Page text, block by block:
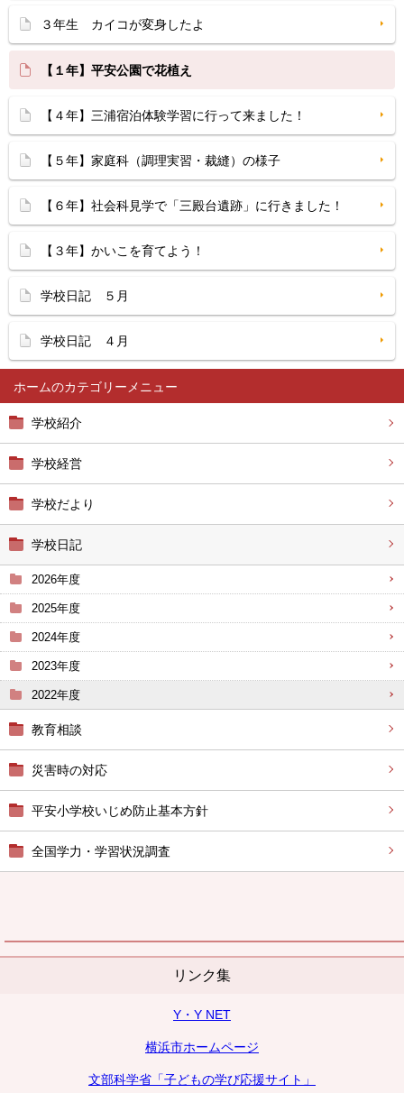
ホーム
学校紹介
学校経営
学校だより
学校日記
2026年度
2025年度
2024年度
2023年度
2022年度
教育相談
災害時の対応
平安小学校いじめ防止基本方針
全国学力・学習状況調査
リンク集
Y・Y NET
横浜市ホームページ
文部科学省「子どもの学び応援サイト」
３年生 カイコが変身したよ
【１年】平安公園で花植え
【４年】三浦宿泊体験学習に行って来ました！
【５年】家庭科（調理実習・裁縫）の様子
【６年】社会科見学で「三殿台遺跡」に行きました！
【３年】かいこを育てよう！
学校日記 ５月
学校日記 ４月